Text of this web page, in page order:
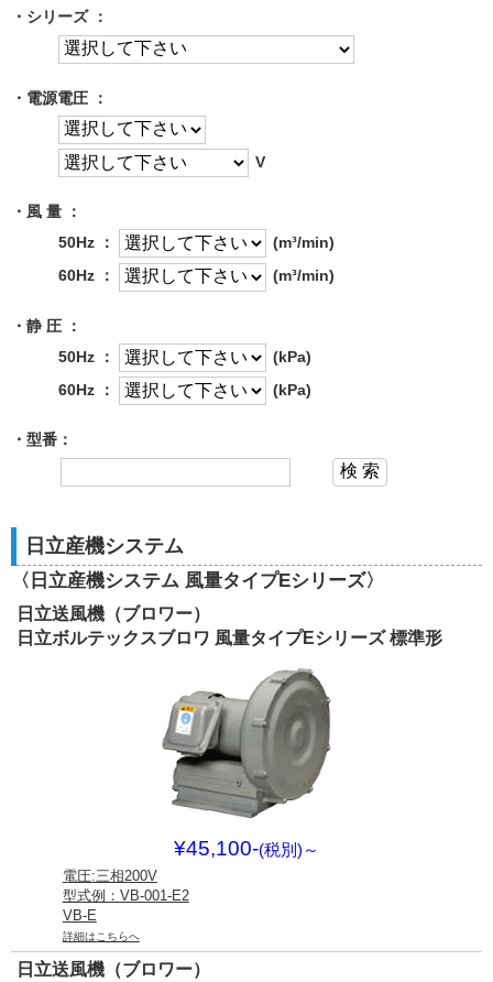
・シリーズ ：
・電源電圧 ：
V
・風 量 ：
50Hz ：
(m³/min)
60Hz ：
(m³/min)
・静 圧 ：
50Hz ：
(kPa)
60Hz ：
(kPa)
・型番：
日立産機システム
〈日立産機システム 風量タイプEシリーズ〉
日立送風機（ブロワー）
日立ボルテックスブロワ 風量タイプEシリーズ 標準形
¥45,100-(税別) ～
電圧:三相200V
型式例：VB-001-E2
VB-E
詳細はこちらへ
日立送風機（ブロワー）